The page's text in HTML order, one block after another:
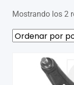
Mostrando los 2